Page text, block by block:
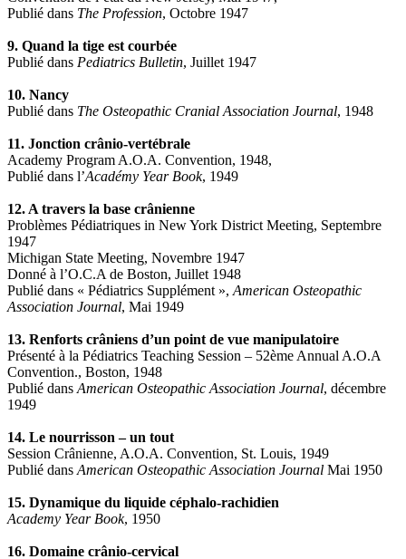
Publié dans The Profession, Octobre 1947
9. Quand la tige est courbée
Publié dans Pediatrics Bulletin, Juillet 1947
10. Nancy
Publié dans The Osteopathic Cranial Association Journal, 1948
11. Jonction crânio-vertébrale
Academy Program A.O.A. Convention, 1948,
Publié dans l’Académy Year Book, 1949
12. A travers la base crânienne
Problèmes Pédiatriques in New York District Meeting, Septembre
1947
Michigan State Meeting, Novembre 1947
Donné à l’O.C.A de Boston, Juillet 1948
Publié dans « Pédiatrics Supplément », American Osteopathic
Association Journal, Mai 1949
13. Renforts crâniens d’un point de vue manipulatoire
Présenté à la Pédiatrics Teaching Session – 52ème Annual A.O.A
Convention., Boston, 1948
Publié dans American Osteopathic Association Journal, décembre
1949
14. Le nourrisson – un tout
Session Crânienne, A.O.A. Convention, St. Louis, 1949
Publié dans American Osteopathic Association Journal Mai 1950
15. Dynamique du liquide céphalo-rachidien
Academy Year Book, 1950
16. Domaine crânio-cervical